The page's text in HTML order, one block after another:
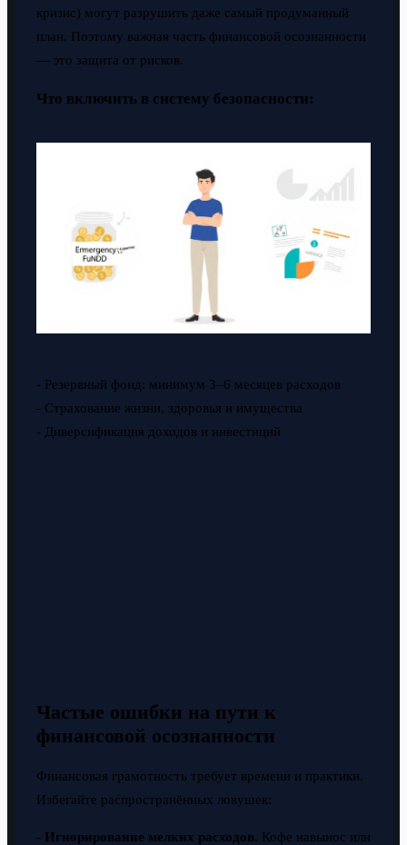
кризис) могут разрушить даже самый продуманный
план. Поэтому важная часть финансовой осознанности
— это защита от рисков.
Что включить в систему безопасности:
- Резервный фонд: минимум 3–6 месяцев расходов
- Страхование жизни, здоровья и имущества
- Диверсификация доходов и инвестиций
Частые ошибки на пути к
финансовой осознанности
Финансовая грамотность требует времени и практики.
Избегайте распространённых ловушек:
- Игнорирование мелких расходов. Кофе навынос или